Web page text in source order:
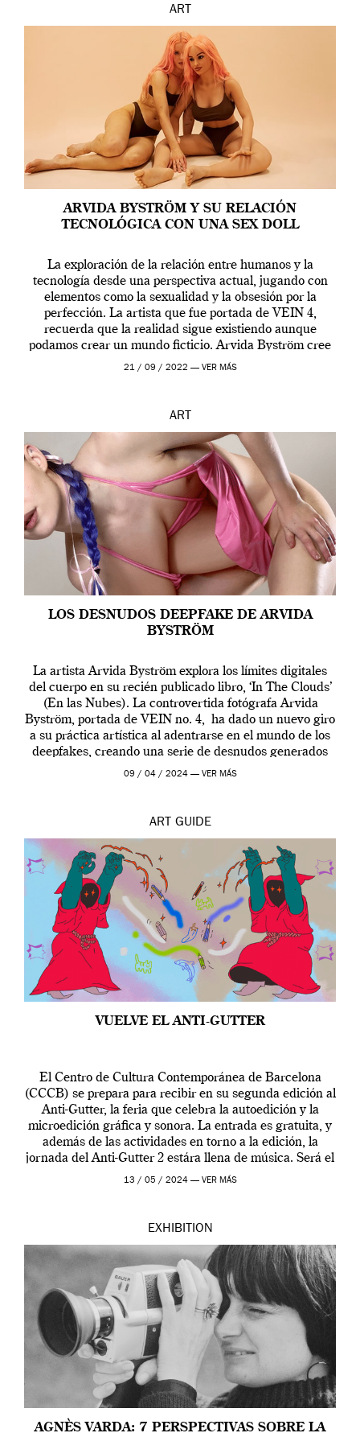
ART
ARVIDA BYSTRÖM Y SU RELACIÓN
TECNOLÓGICA CON UNA SEX DOLL
La exploración de la relación entre humanos y la
tecnología desde una perspectiva actual, jugando con
elementos como la sexualidad y la obsesión por la
perfección. La artista que fue portada de VEIN 4,
recuerda que la realidad sigue existiendo aunque
podamos crear un mundo ficticio. Arvida Byström cree
que los humanos tienen un complejo […]
21 / 09 / 2022 — VER MÁS
ART
LOS DESNUDOS DEEPFAKE DE ARVIDA
BYSTRÖM
La artista Arvida Byström explora los límites digitales
del cuerpo en su recién publicado libro, ‘In The Clouds’
(En las Nubes). La controvertida fotógrafa Arvida
Byström, portada de VEIN no. 4, ha dado un nuevo giro
a su práctica artística al adentrarse en el mundo de los
deepfakes, creando una serie de desnudos generados
por […]
09 / 04 / 2024 — VER MÁS
ART GUIDE
VUELVE EL ANTI-GUTTER
El Centro de Cultura Contemporánea de Barcelona
(CCCB) se prepara para recibir en su segunda edición al
Anti-Gutter, la feria que celebra la autoedición y la
microedición gráfica y sonora. La entrada es gratuita, y
además de las actividades en torno a la edición, la
jornada del Anti-Gutter 2 estára llena de música. Será el
[…]
13 / 05 / 2024 — VER MÁS
EXHIBITION
AGNÈS VARDA: 7 PERSPECTIVAS SOBRE LA